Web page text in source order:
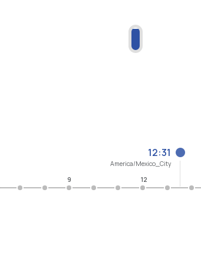
12:31
America/Mexico_City
9 12